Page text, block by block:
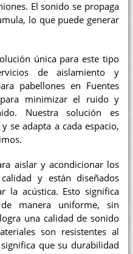
El sonido se propaga
lo que puede generar
única para este tipo
de aislamiento y
pabellones en Fuentes
minimizar el ruido y
Nuestra solución es
se adapta a cada espacio,
aislar y acondicionar los
y están diseñados
la acústica. Esto significa
manera uniforme, sin
una calidad de sonido
son resistentes al
que su durabilidad